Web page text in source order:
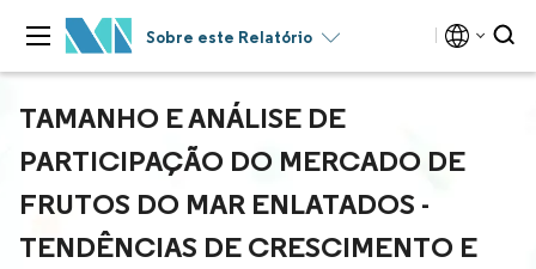
Sobre este Relatório
TAMANHO E ANÁLISE DE
PARTICIPAÇÃO DO MERCADO DE
FRUTOS DO MAR ENLATADOS -
TENDÊNCIAS DE CRESCIMENTO E